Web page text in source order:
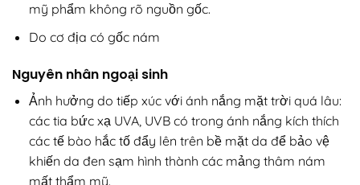
mỹ phẩm không rõ nguồn gốc.
Do cơ địa có gốc nám
Nguyên nhân ngoại sinh
Ảnh hưởng do tiếp xúc với ánh nắng mặt trời quá lâu:
các tia bức xạ UVA, UVB có trong ánh nắng kích thích
các tế bào hắc tố đẩy lên trên bề mặt da để bảo vệ
khiến da đen sạm hình thành các mảng thâm nám
mất thẩm mỹ.